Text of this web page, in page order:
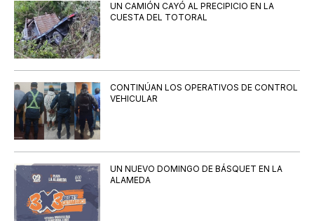
UN CAMIÓN CAYÓ AL PRECIPICIO EN LA
CUESTA DEL TOTORAL
CONTINÚAN LOS OPERATIVOS DE CONTROL
VEHICULAR
UN NUEVO DOMINGO DE BÁSQUET EN LA
ALAMEDA